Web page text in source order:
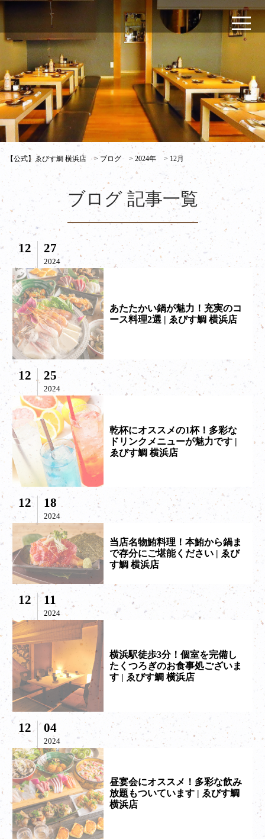
【公式】ゑびす鯛 横浜店 > ブログ >2024年 > 12月
ブログ 記事一覧
12 27
2024
あたたかい鍋が魅力！充実のコ
ース料理2選 | ゑびす鯛 横浜店
12 25
2024
乾杯にオススメの1杯！多彩な
ドリンクメニューが魅力です |
ゑびす鯛 横浜店
12 18
2024
当店名物鮪料理！本鮪から鍋ま
で存分にご堪能ください | ゑび
す鯛 横浜店
12 11
2024
横浜駅徒歩3分！個室を完備し
たくつろぎのお食事処ございま
す | ゑびす鯛 横浜店
12 04
2024
昼宴会にオススメ！多彩な飲み
放題もついています | ゑびす鯛
横浜店